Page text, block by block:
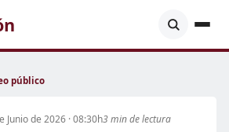
público
Junio de 2026 · 08:30h3 min de lectura